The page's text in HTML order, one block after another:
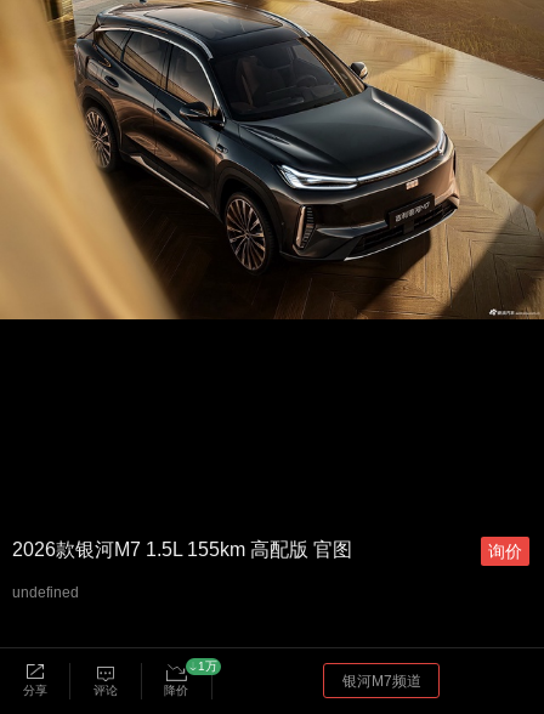
2026款银河M7 1.5L 155km 高配版 官图
undefined
分享 评论 降价
1万
银河M7频道
询价